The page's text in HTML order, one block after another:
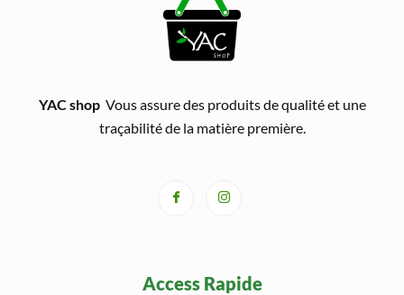
YAC shopVous assure des produits de qualité et une
traçabilité de la matière première.
Access Rapide